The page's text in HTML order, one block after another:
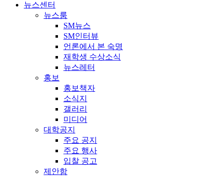
뉴스센터
뉴스룸
SM뉴스
SM인터뷰
언론에서 본 숙명
재학생 수상소식
뉴스레터
홍보
홍보책자
소식지
갤러리
미디어
대학공지
주요 공지
주요 행사
입찰 공고
제안함